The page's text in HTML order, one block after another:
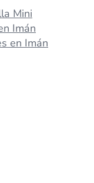
Mini
Imán
en Imán